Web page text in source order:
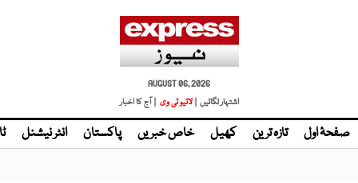
AUGUST 06, 2026
اشتہار لگائیں | لائیو ٹی وی | آج کا اخبار
صفحۂ اول تازہ ترین کھیل خاص خبریں پاکستان انٹر نیشنل